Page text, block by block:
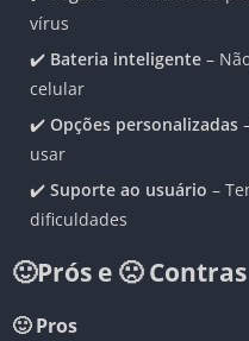
vírus
✔️ Bateria inteligente –
celular
✔️ Opções personalizadas
usar
✔️ Suporte ao usuário –
dificuldades
🙂Prós e 🙁 Contras
🙂 Pros